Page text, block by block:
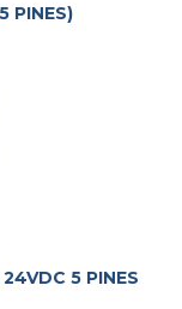
PINES)
5 PINES